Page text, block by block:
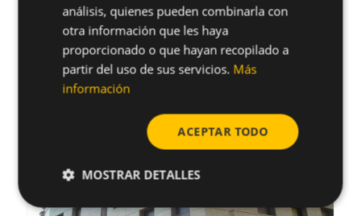
análisis, quienes pueden combinarla con
otra información que les haya
proporcionado o que hayan recopilado a
partir del uso de sus servicios. Más
información
ACEPTAR TODO
MOSTRAR DETALLES